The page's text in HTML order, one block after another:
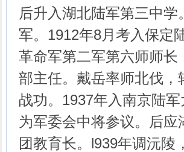
后升入湖北陆军第三中
军。1912年8月考入保定
革命军第二军第六师师
部主任。戴岳率师北伐
战功。1937年入南京陆
为军委会中将参议。后
团教育长。l939年调沅陵